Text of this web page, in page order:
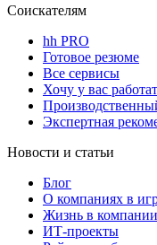
Соискателям
hh PRO
Готовое резюме
Все сервисы
Хочу у вас
Экспертная
Новости и статьи
Блог
О компаниях в
Жизнь в компании
ИТ-проекты